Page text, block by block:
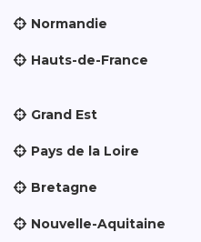
Normandie
Hauts-de-France
Grand Est
Pays de la Loire
Bretagne
Nouvelle-Aquitaine